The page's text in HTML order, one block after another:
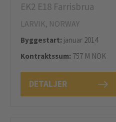
DETALJER
EK2 E18 Farrisbrua
LARVIK, NORWAY
Byggestart: januar 2014
Kontraktssum: 757 M NOK